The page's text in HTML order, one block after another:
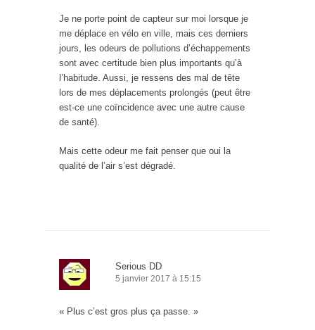
Je ne porte point de capteur sur moi lorsque je
me déplace en vélo en ville, mais ces derniers
jours, les odeurs de pollutions d’échappements
sont avec certitude bien plus importants qu’à
l’habitude. Aussi, je ressens des mal de tête
lors de mes déplacements prolongés (peut être
est-ce une coïncidence avec une autre cause
de santé).
Mais cette odeur me fait penser que oui la
qualité de l’air s’est dégradé.
Serious DD
5 janvier 2017 à 15:15
« Plus c’est gros plus ça passe. »